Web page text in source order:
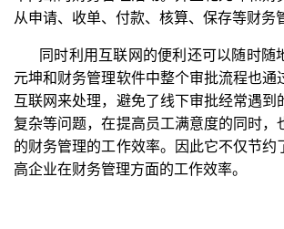
从申请、收单、付款、核算、保存等财务
同时利用互联网的便利还可以随时随
元坤和财务管理软件中整个审批流程也通
互联网来处理，避免了线下审批经常遇到
复杂等问题，在提高员工满意度的同时，
的财务管理的工作效率。因此它不仅节约
高企业在财务管理方面的工作效率。